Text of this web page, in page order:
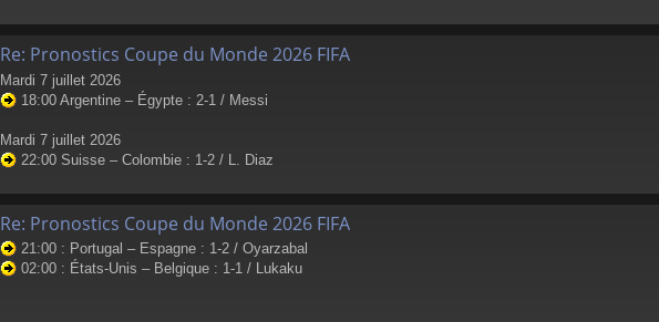
Re: Pronostics Coupe du Monde 2026 FIFA
Mardi 7 juillet 2026
18:00 Argentine – Égypte : 2-1 / Messi
Mardi 7 juillet 2026
22:00 Suisse – Colombie : 1-2 / L. Diaz
Re: Pronostics Coupe du Monde 2026 FIFA
21:00 : Portugal – Espagne : 1-2 / Oyarzabal
02:00 : États-Unis – Belgique : 1-1 / Lukaku